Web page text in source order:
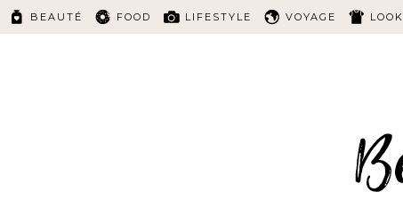
BEAUTÉ FOOD LIFESTYLE VOYAGE LOOK